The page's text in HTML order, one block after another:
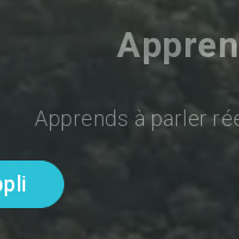
Apprends à parler